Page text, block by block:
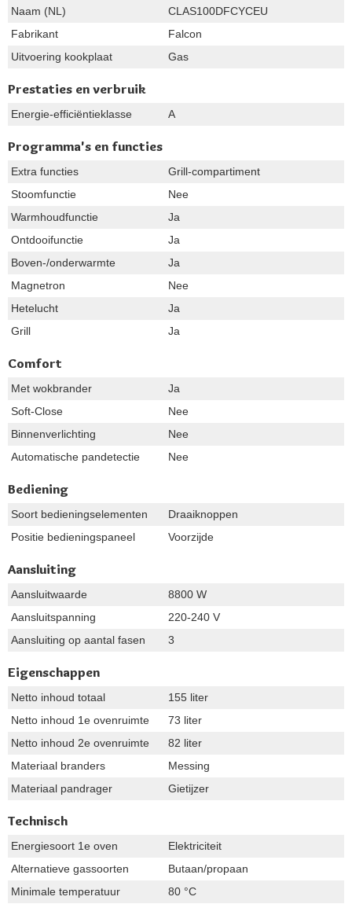
Naam (NL)
CLAS100DFCYCEU
Fabrikant
Falcon
Uitvoering kookplaat
Gas
Prestaties en verbruik
Energie-efficiëntieklasse A
Programma's en functies
Extra functies
Grill-compartiment
Stoomfunctie
Nee
Warmhoudfunctie
Ja
Ontdooifunctie
Ja
Boven-/onderwarmte
Ja
Magnetron
Nee
Hetelucht
Ja
Grill
Ja
Comfort
Met wokbrander
Ja
Soft-Close
Nee
Binnenverlichting
Nee
Automatische pandetectie
Nee
Bediening
Soort bedieningselementen
Draaiknoppen
Positie bedieningspaneel
Voorzijde
Aansluiting
Aansluitwaarde
8800 W
Aansluitspanning
220-240 V
Aansluiting op aantal fasen
3
Eigenschappen
Netto inhoud totaal
155 liter
Netto inhoud 1e ovenruimte
73 liter
Netto inhoud 2e ovenruimte
82 liter
Materiaal branders
Messing
Materiaal pandrager
Gietijzer
Technisch
Energiesoort 1e oven
Elektriciteit
Alternatieve gassoorten
Butaan/propaan
Minimale temperatuur
80 °C